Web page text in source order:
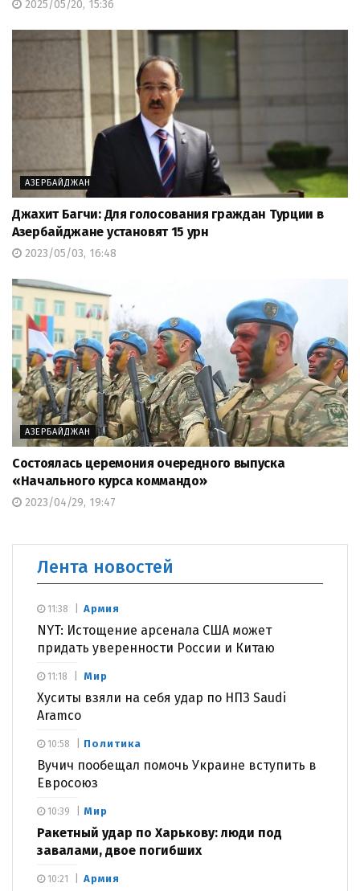
2025/05/20, 15:36
АЗЕРБАЙДЖАН
Джахит Багчи: Для голосования граждан Турции в
Азербайджане установят 15 урн
2023/05/03, 16:48
АЗЕРБАЙДЖАН
Состоялась церемония очередного выпуска
«Начального курса коммандо»
2023/04/29, 19:47
Лента новостей
Армия
NYT: Истощение арсенала США может
придать уверенности России и Китаю
11:38
Мир
Хуситы взяли на себя удар по НПЗ Saudi
Aramco
11:18
Политика
Вучич пообещал помочь Украине вступить в
Евросоюз
10:58
Мир
Ракетный удар по Харькову: люди под
завалами, двое погибших
10:39
Армия
10:21